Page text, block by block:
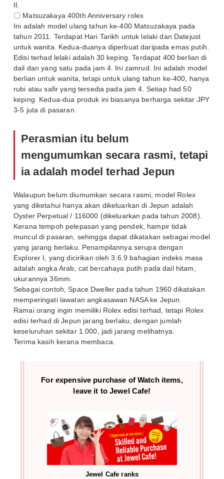
II.
〇 Matsuzakaya 400th Anniversary rolex
Ini adalah model ulang tahun ke-400 Matsuzakaya pada
tahun 2011. Terdapat Hari Tarikh untuk lelaki dan Datejust
untuk wanita. Kedua-duanya diperbuat daripada emas putih.
Edisi terhad lelaki adalah 30 keping. Terdapat 400 berlian di
dail dan yang satu pada jam 4. Ini zamrud. Ini adalah model
berlian untuk wanita, tetapi untuk ulang tahun ke-400, hanya
rubi atau safir yang tersedia pada jam 4. Setiap had 50
keping. Kedua-dua produk ini biasanya berharga sekitar JPY
3-5 juta di pasaran.
Perasmian itu belum
mengumumkan secara rasmi, tetapi
ia adalah model terhad Jepun
Walaupun belum diumumkan secara rasmi, model Rolex
yang diketahui hanya akan dikeluarkan di Jepun adalah
Oyster Perpetual / 116000 (dikeluarkan pada tahun 2008).
Kerana tempoh pelepasan yang pendek, hampir tidak
muncul di pasaran, sehingga dapat dikatakan sebagai model
yang jarang berlaku. Penampilannya serupa dengan
Explorer I, yang dicirikan oleh 3.6.9 bahagian indeks masa
adalah angka Arab, cat bercahaya putih pada dail hitam,
ukurannya 36mm.
Sebagai contoh, Space Dweller pada tahun 1960 dikatakan
memperingati lawatan angkasawan NASA ke Jepun.
Ramai orang ingin memiliki Rolex edisi terhad, tetapi Rolex
edisi terhad di Jepun jarang berlaku, dengan jumlah
keseluruhan sekitar 1.000, jadi jarang melihatnya.
Terima kasih kerana membaca.
For expensive purchase of Watch items,
leave it to Jewel Cafe!
Jewel Cafe ranks